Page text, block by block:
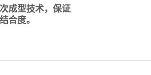
成型技术，保证
合度。